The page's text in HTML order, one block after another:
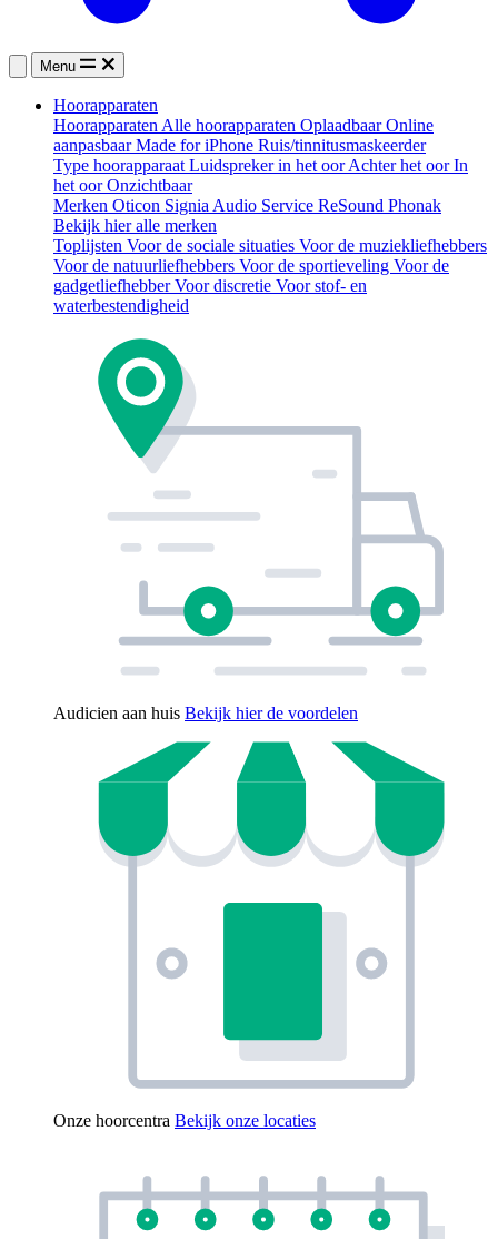
Menu
Hoorapparaten
Hoorapparaten Alle hoorapparaten OplaadbaarOnline
aanpasbaarMade for iPhone Ruis/tinnitusmaskeerder
Type hoorapparaat Luidspreker in het oorAchter het oorIn
het oorOnzichtbaar
Merken Oticon Signia Audio Service ReSound Phonak
Bekijk hier alle merken
Toplijsten Voor de sociale situaties Voor de muziekliefhebbers
Voor de natuurliefhebbers Voor de sportieveling Voor de
gadgetliefhebberVoor discretie Voor stof- en
waterbestendigheid
Audicien aan huis Bekijk hier de voordelen
Onze hoorcentra Bekijk onze locaties